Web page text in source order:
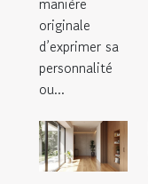
originale
d’exprimer sa
personnalité
ou...